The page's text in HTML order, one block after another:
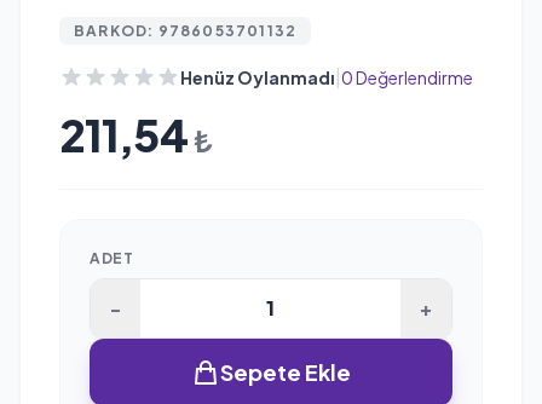
BARKOD: 9786053701132
Henüz Oylanmadı|0 Değerlendirme
211,54 ₺
ADET
- +
Sepete Ekle